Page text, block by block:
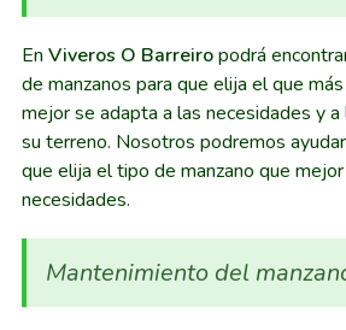
En Viveros O Barreiropodrá
de manzanos para que elija el que
mejor se adapta a las necesidades y
su terreno. Nosotros podremos
que elija el tipo de manzano que
necesidades.
Mantenimiento del